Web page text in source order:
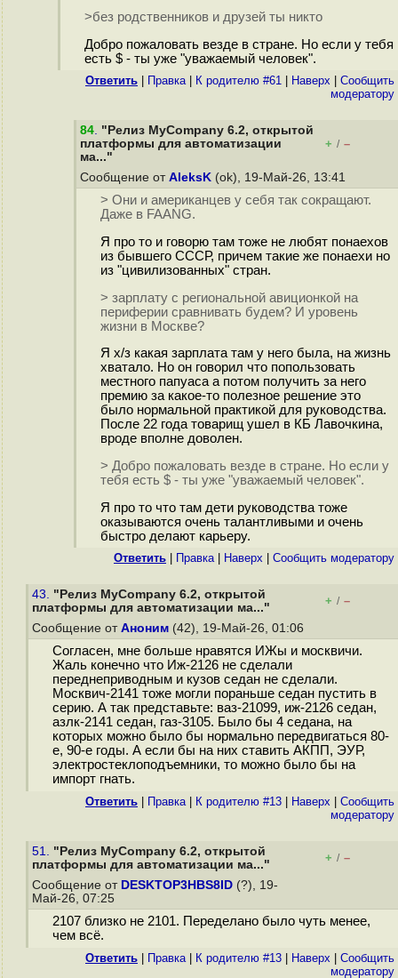
>без родственников и друзей ты никто
Добро пожаловать везде в стране. Но если у тебя
есть $ - ты уже "уважаемый человек".
Ответить Правка| К родителю #61 Наверх
Cообщить
модератору
84. "Релиз MyCompany 6.2, открытой
платформы для автоматизации
ма..."
+ / –
Сообщение от AleksK (ok), 19-Май-26, 13:41
> Они и американцев у себя так сокращают.
Даже в FAANG.
Я про то и говорю там тоже не любят понаехов
из бывшего СССР, причем такие же понаехи но
из "цивилизованных" стран.
> зарплату с региональной авиционкой на
периферии сравнивать будем? И уровень
жизни в Москве?
Я х/з какая зарплата там у него была, на жизнь
хватало. Но он говорил что попользовать
местного папуаса а потом получить за него
премию за какое-то полезное решение это
было нормальной практикой для руководства.
После 22 года товарищ ушел в КБ Лавочкина,
вроде вполне доволен.
> Добро пожаловать везде в стране. Но если у
тебя есть $ - ты уже "уважаемый человек".
Я про то что там дети руководства тоже
оказываются очень талантливыми и очень
быстро делают карьеру.
Ответить Правка| Наверх Cообщить модератору
43. "Релиз MyCompany 6.2, открытой
платформы для автоматизации ма..."
+ / –
Сообщение от Аноним (42), 19-Май-26, 01:06
Согласен, мне больше нравятся ИЖы и москвичи.
Жаль конечно что Иж-2126 не сделали
переднеприводным и кузов седан не сделали.
Москвич-2141 тоже могли пораньше седан пустить в
серию. А так представьте: ваз-21099, иж-2126 седан,
азлк-2141 седан, газ-3105. Было бы 4 седана, на
которых можно было бы нормально передвигаться 80-
е, 90-е годы. А если бы на них ставить АКПП, ЭУР,
электростеклоподъемники, то можно было бы на
импорт гнать.
Ответить Правка| К родителю #13 Наверх
Cообщить
модератору
51. "Релиз MyCompany 6.2, открытой
платформы для автоматизации ма..."
+ / –
Сообщение от DESKTOP3HBS8ID (?), 19-
Май-26, 07:25
2107 близко не 2101. Переделано было чуть менее,
чем всё.
Ответить Правка| К родителю #13 Наверх
Cообщить
модератору